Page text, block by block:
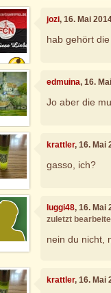
jozi, 16. Mai
hab gehört
edmuina, 16.
Jo aber die
krattler, 16. Mai
gasso, ich?
luggi48, 16. Mai
zuletzt
nein du nicht,
krattler, 16. Mai